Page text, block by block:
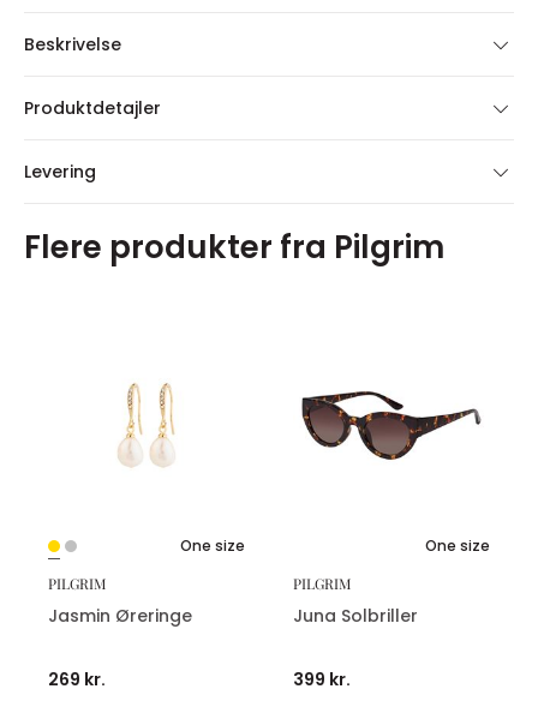
Beskrivelse
Produktdetajler
Levering
Flere produkter fra Pilgrim
One size
PILGRIM
Jasmin Øreringe
269 kr.
One size
PILGRIM
Juna Solbriller
399 kr.